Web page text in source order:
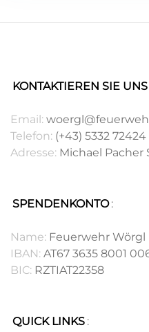
KONTAKTIEREN SIE UNS
Email:
Telefon: (+43) 5332 72424
Adresse: Michael Pacher
SPENDENKONTO :
Name: Feuerwehr Wörgl
IBAN: AT67 3635 8001
BIC: RZTIAT22358
QUICK LINKS :